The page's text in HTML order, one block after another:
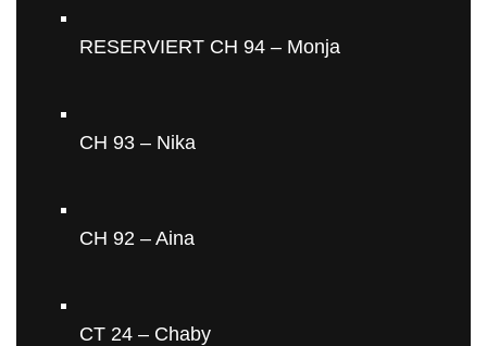
RESERVIERT CH 94 – Monja
CH 93 – Nika
CH 92 – Aina
CT 24 – Chaby